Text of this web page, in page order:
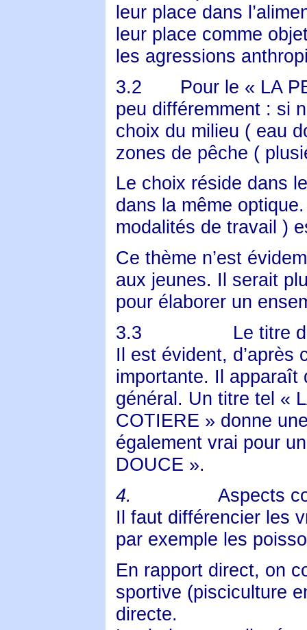
leur place dans
leur place comme
les agressions
3.2
Pour le « LA
peu différemment : si
choix du milieu ( eau
zones de pêche (
Le choix réside dans
dans la même
modalités de travail )
Ce thème n’est
aux jeunes. Il serait
pour élaborer un
3.3
Le titre
Il est évident, d’après
importante. Il apparaît
général. Un titre tel «
COTIERE » donne
également vrai pour
DOUCE ».
4.
Aspects
Il faut différencier les
par exemple les
En rapport direct, on
sportive (pisciculture
directe.